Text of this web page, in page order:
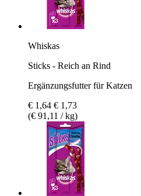
Whiskas
Sticks - Reich an Rind
Ergänzungsfutter für Katzen
€ 1,64 € 1,73
(€ 91,11 / kg)